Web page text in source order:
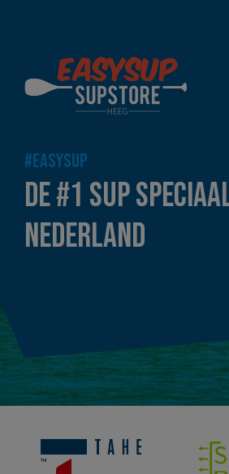
#EASYSUP
DE #1 SUP
NEDERLAND